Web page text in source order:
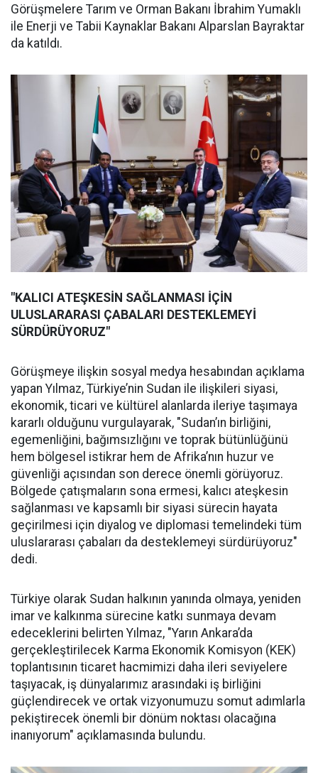
Görüşmelere Tarım ve Orman Bakanı İbrahim Yumaklı
ile Enerji ve Tabii Kaynaklar Bakanı Alparslan Bayraktar
da katıldı.
"KALICI ATEŞKESİN SAĞLANMASI İÇİN
ULUSLARARASI ÇABALARI DESTEKLEMEYİ
SÜRDÜRÜYORUZ"
Görüşmeye ilişkin sosyal medya hesabından açıklama
yapan Yılmaz, Türkiye’nin Sudan ile ilişkileri siyasi,
ekonomik, ticari ve kültürel alanlarda ileriye taşımaya
kararlı olduğunu vurgulayarak, "Sudan’ın birliğini,
egemenliğini, bağımsızlığını ve toprak bütünlüğünü
hem bölgesel istikrar hem de Afrika’nın huzur ve
güvenliği açısından son derece önemli görüyoruz.
Bölgede çatışmaların sona ermesi, kalıcı ateşkesin
sağlanması ve kapsamlı bir siyasi sürecin hayata
geçirilmesi için diyalog ve diplomasi temelindeki tüm
uluslararası çabaları da desteklemeyi sürdürüyoruz"
dedi.
Türkiye olarak Sudan halkının yanında olmaya, yeniden
imar ve kalkınma sürecine katkı sunmaya devam
edeceklerini belirten Yılmaz, "Yarın Ankara’da
gerçekleştirilecek Karma Ekonomik Komisyon (KEK)
toplantısının ticaret hacmimizi daha ileri seviyelere
taşıyacak, iş dünyalarımız arasındaki iş birliğini
güçlendirecek ve ortak vizyonumuzu somut adımlarla
pekiştirecek önemli bir dönüm noktası olacağına
inanıyorum" açıklamasında bulundu.